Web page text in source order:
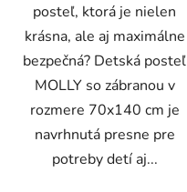
posteľ, ktorá je nielen
krásna, ale aj maximálne
bezpečná? Detská posteľ
MOLLY so zábranou v
rozmere 70x140 cm je
navrhnutá presne pre
potreby detí aj...